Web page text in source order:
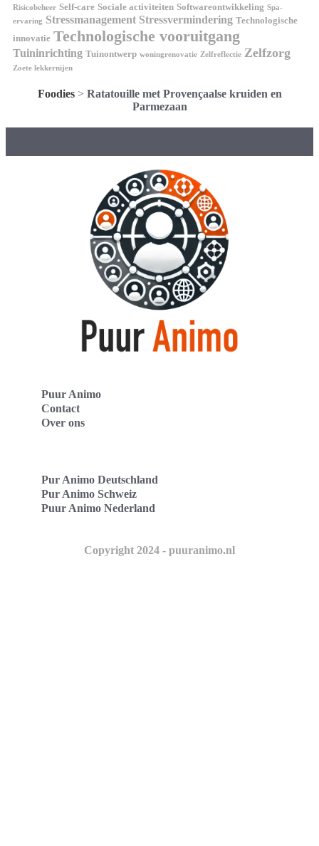
Risicobeheer Self-care Sociale activiteiten Softwareontwikkeling Spa-
ervaring Stressmanagement Stressvermindering Technologische
innovatie Technologische vooruitgang
Tuininrichting Tuinontwerp woningrenovatie Zelfreflectie Zelfzorg
Zoete lekkernijen
Foodies> Ratatouille met Provençaalse kruiden en
Parmezaan
Puur Animo
Contact
Over ons
Pur Animo Deutschland
Pur Animo Schweiz
Puur Animo Nederland
Copyright 2024 - puuranimo.nl